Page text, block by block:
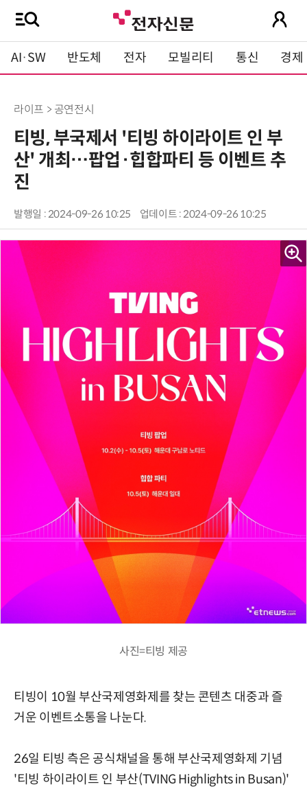
AI·SW 반도체 전자 모빌리티 통신 경제
라이프 > 공연전시
티빙, 부국제서 '티빙 하이라이트 인 부
산' 개최…팝업·힙합파티 등 이벤트 추
진
발행일 : 2024-09-26 10:25 업데이트 : 2024-09-26 10:25
사진=티빙 제공
티빙이 10월 부산국제영화제를 찾는 콘텐츠 대중과 즐
거운 이벤트소통을 나눈다.
26일 티빙 측은 공식채널을 통해 부산국제영화제 기념
'티빙 하이라이트 인 부산(TVING Highlights in Busan)'